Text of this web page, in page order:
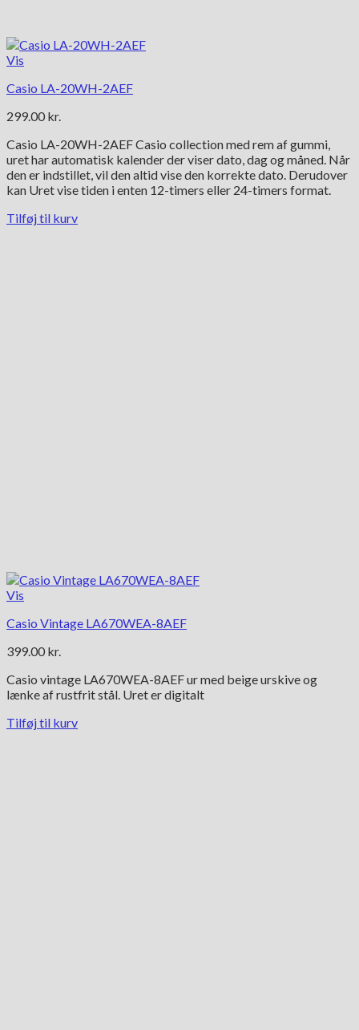
Vis
Casio LA-20WH-2AEF
299.00 kr.
Casio LA-20WH-2AEF Casio collection med rem af gummi,
uret har automatisk kalender der viser dato, dag og måned. Når
den er indstillet, vil den altid vise den korrekte dato. Derudover
kan Uret vise tiden i enten 12-timers eller 24-timers format.
Tilføj til kurv
Vis
Casio Vintage LA670WEA-8AEF
399.00 kr.
Casio vintage LA670WEA-8AEF ur med beige urskive og
lænke af rustfrit stål. Uret er digitalt
Tilføj til kurv